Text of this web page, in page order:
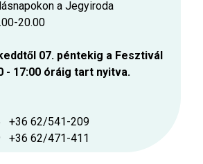
a Jegyiroda
20.00
07. péntekig a Fesztivál
- 17:00 óráig tart nyitva.
+36 62/541-209
+36 62/471-411